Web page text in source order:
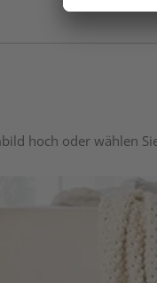
hoch oder wählen